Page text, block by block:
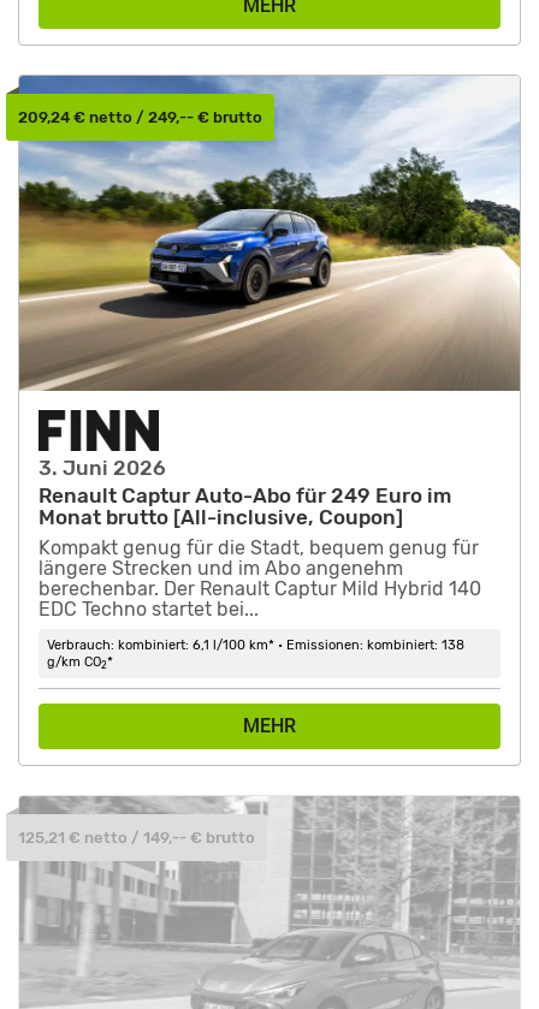
MEHR
3. Juni 2026
Renault Captur Auto-Abo für 249 Euro im
Monat brutto [All-inclusive, Coupon]
Kompakt genug für die Stadt, bequem genug für
längere Strecken und im Abo angenehm
berechenbar. Der Renault Captur Mild Hybrid 140
EDC Techno startet bei...
Verbrauch: kombiniert: 6,1 l/100 km* • Emissionen: kombiniert: 138
g/km CO2*
MEHR
209,24 € netto / 249,-- € brutto
125,21 € netto / 149,-- € brutto